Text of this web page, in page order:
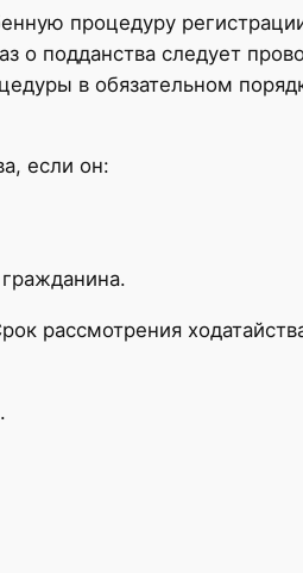
процедуру
о подданства следует
в обязательном
если он:
рассмотрения